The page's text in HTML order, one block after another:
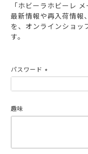
「ホビーラホビーレ
最新情報や再入荷情報
を、オンラインショッ
す。
パスワード
須)
趣味